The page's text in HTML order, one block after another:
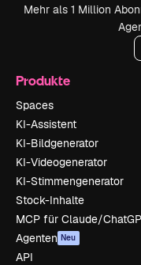
Mehr als 1 Million
Produkte
Spaces
KI-Assistent
KI-Bildgenerator
KI-Videogenerator
KI-Stimmengenerator
Stock-Inhalte
MCP für Claude/
Agenten Neu
API